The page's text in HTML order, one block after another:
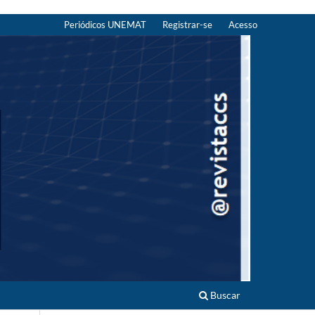
Buscar
Periódicos UNEMAT Registrar-se Acesso